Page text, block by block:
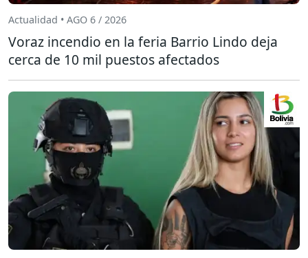
Actualidad • AGO 6 / 2026
Voraz incendio en la feria Barrio Lindo deja
cerca de 10 mil puestos afectados